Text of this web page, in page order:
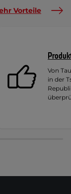
Vorteile
Von
in der